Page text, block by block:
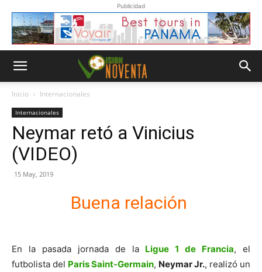
Publicidad
Inicio Internacionales
Internacionales
Neymar retó a Vinicius
(VIDEO)
15 May, 2019
Buena relación
En la pasada jornada de la Ligue 1 de Francia, el
futbolista del Paris Saint-Germain, Neymar Jr., realizó un